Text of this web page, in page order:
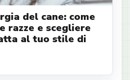
del cane: come
razze e scegliere
al tuo stile di